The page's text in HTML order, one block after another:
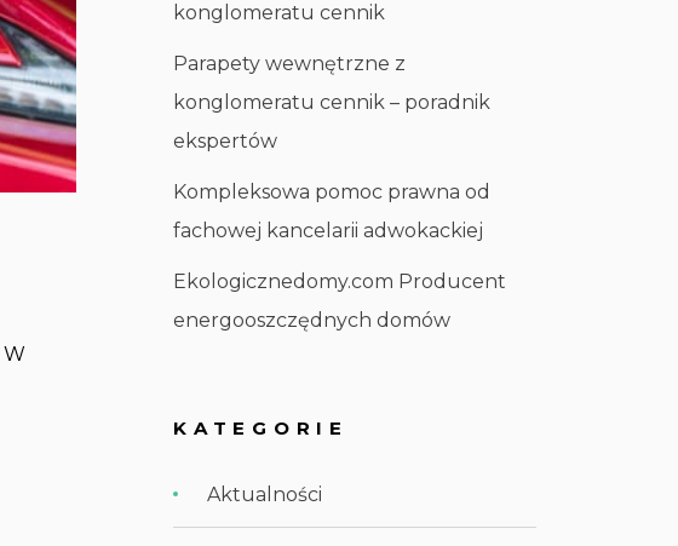
W
konglomeratu cennik
Parapety wewnętrzne z
konglomeratu cennik – poradnik
ekspertów
Kompleksowa pomoc prawna od
fachowej kancelarii adwokackiej
Ekologicznedomy.com Producent
energooszczędnych domów
KATEGORIE
Aktualności